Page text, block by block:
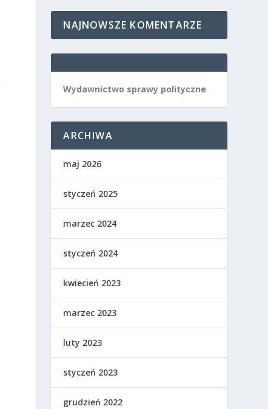
NAJNOWSZE KOMENTARZE
Wydawnictwo sprawy polityczne
ARCHIWA
maj 2026
styczeń 2025
marzec 2024
styczeń 2024
kwiecień 2023
marzec 2023
luty 2023
styczeń 2023
grudzień 2022